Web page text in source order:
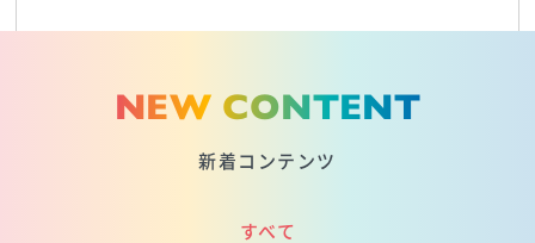
NEW CONTENT
新着コンテンツ
すべて